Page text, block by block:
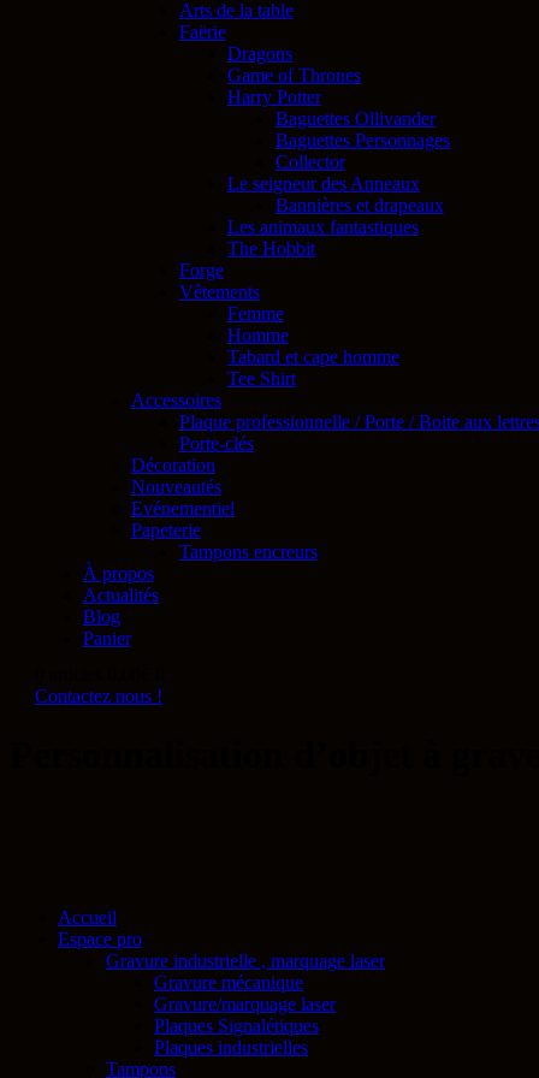
Arts de la table
Faërie
Dragons
Game of Thrones
Harry Potter
Baguettes Ollivander
Baguettes Personnages
Collector
Le seigneur des Anneaux
Bannières et drapeaux
Les animaux fantastiques
The Hobbit
Forge
Vêtements
Femme
Homme
Tabard et cape homme
Tee Shirt
Accessoires
Plaque professionnelle / Porte / Boite aux
Porte-clés
Décoration
Nouveautés
Evénementiel
Papeterie
Tampons encreurs
À propos
Actualités
Blog
Panier
Contactez nous !
Accueil
Espace pro
Gravure industrielle , marquage laser
Gravure mécanique
Gravure/marquage laser
Plaques Signalétiques
Plaques industrielles
Tampons